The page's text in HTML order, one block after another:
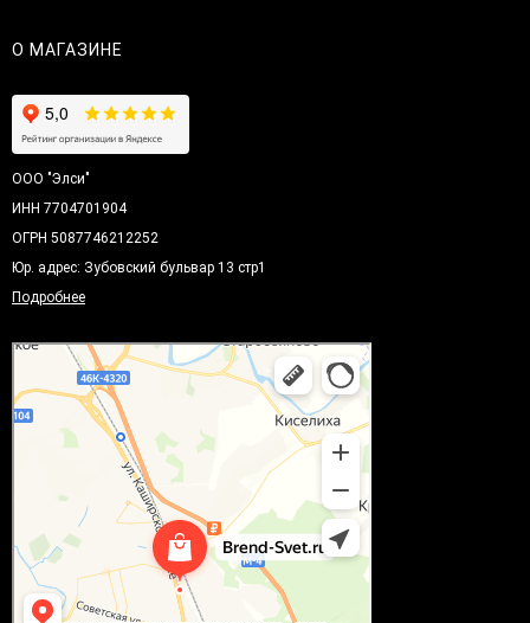
О МАГАЗИНЕ
ООО "Элси"
ИНН 7704701904
ОГРН 5087746212252
Юр. адрес: Зубовский бульвар 13 стр1
Подробнее